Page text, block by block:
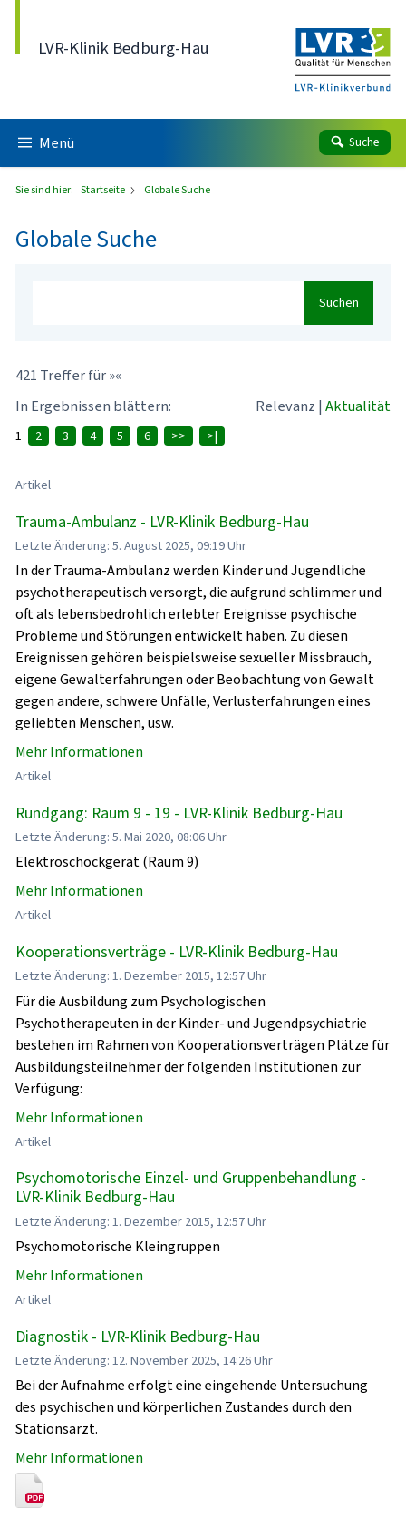
LVR-Klinik Bedburg-Hau
Menü Suche
Sie sind hier: Startseite Globale Suche
Globale Suche
Suchen
421 Treffer für »«
In Ergebnissen blättern:
Relevanz | Aktualität
1 2 3 4 5 6 >> >|
Artikel
Trauma-Ambulanz - LVR-Klinik Bedburg-Hau
Letzte Änderung: 5. August 2025, 09:19 Uhr
In der Trauma-Ambulanz werden Kinder und Jugendliche
psychotherapeutisch versorgt, die aufgrund schlimmer und
oft als lebensbedrohlich erlebter Ereignisse psychische
Probleme und Störungen entwickelt haben. Zu diesen
Ereignissen gehören beispielsweise sexueller Missbrauch,
eigene Gewalterfahrungen oder Beobachtung von Gewalt
gegen andere, schwere Unfälle, Verlusterfahrungen eines
geliebten Menschen, usw.
Mehr Informationen
Artikel
Rundgang: Raum 9 - 19 - LVR-Klinik Bedburg-Hau
Letzte Änderung: 5. Mai 2020, 08:06 Uhr
Elektroschockgerät (Raum 9)
Mehr Informationen
Artikel
Kooperationsverträge - LVR-Klinik Bedburg-Hau
Letzte Änderung: 1. Dezember 2015, 12:57 Uhr
Für die Ausbildung zum Psychologischen
Psychotherapeuten in der Kinder- und Jugendpsychiatrie
bestehen im Rahmen von Kooperationsverträgen Plätze für
Ausbildungsteilnehmer der folgenden Institutionen zur
Verfügung:
Mehr Informationen
Artikel
Psychomotorische Einzel- und Gruppenbehandlung -
LVR-Klinik Bedburg-Hau
Letzte Änderung: 1. Dezember 2015, 12:57 Uhr
Psychomotorische Kleingruppen
Mehr Informationen
Artikel
Diagnostik - LVR-Klinik Bedburg-Hau
Letzte Änderung: 12. November 2025, 14:26 Uhr
Bei der Aufnahme erfolgt eine eingehende Untersuchung
des psychischen und körperlichen Zustandes durch den
Stationsarzt.
Mehr Informationen